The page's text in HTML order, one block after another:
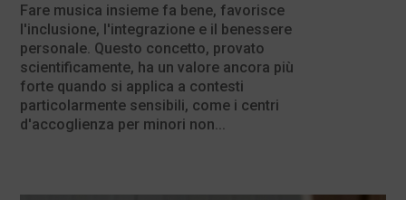
Fare musica insieme fa bene, favorisce
l'inclusione, l'integrazione e il benessere
personale. Questo concetto, provato
scientificamente, ha un valore ancora più
forte quando si applica a contesti
particolarmente sensibili, come i centri
d'accoglienza per minori non...